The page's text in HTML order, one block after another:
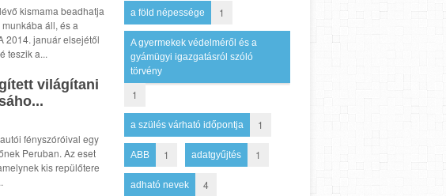
kismama beadhatja
áll, és a
2014. január elsejétől
teszik a...
világítani
fényszóróival egy
Peruban. Az eset
kis repülőtere
a föld népessége 1
A gyermekek védelméről és a
gyámügyi igazgatásról szóló
törvény
1
a szülés várható időpontja 1
ABB 1 adatgyűjtés 1
adható nevek 4